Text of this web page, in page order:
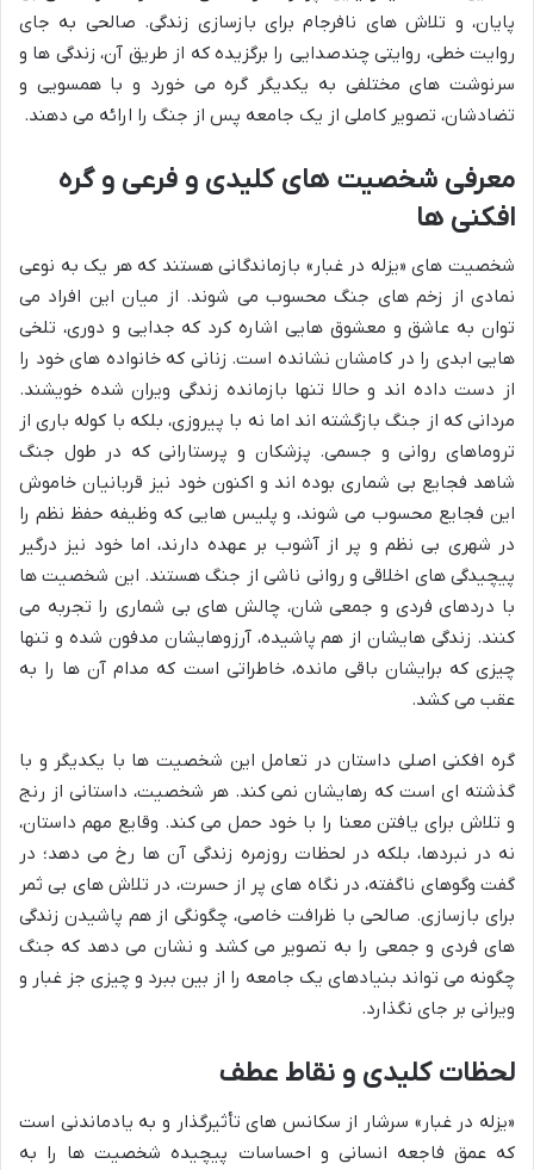
پایان، و تلاش های نافرجام برای بازسازی زندگی. صالحی به جای
روایت خطی، روایتی چندصدایی را برگزیده که از طریق آن، زندگی ها و
سرنوشت های مختلفی به یکدیگر گره می خورد و با همسویی و
تضادشان، تصویر کاملی از یک جامعه پس از جنگ را ارائه می دهند.
معرفی شخصیت های کلیدی و فرعی و گره
افکنی ها
شخصیت های «یزله در غبار» بازماندگانی هستند که هر یک به نوعی
نمادی از زخم های جنگ محسوب می شوند. از میان این افراد می
توان به عاشق و معشوق هایی اشاره کرد که جدایی و دوری، تلخی
هایی ابدی را در کامشان نشانده است. زنانی که خانواده های خود را
از دست داده اند و حالا تنها بازمانده زندگی ویران شده خویشند.
مردانی که از جنگ بازگشته اند اما نه با پیروزی، بلکه با کوله باری از
تروماهای روانی و جسمی. پزشکان و پرستارانی که در طول جنگ
شاهد فجایع بی شماری بوده اند و اکنون خود نیز قربانیان خاموش
این فجایع محسوب می شوند، و پلیس هایی که وظیفه حفظ نظم را
در شهری بی نظم و پر از آشوب بر عهده دارند، اما خود نیز درگیر
پیچیدگی های اخلاقی و روانی ناشی از جنگ هستند. این شخصیت ها
با دردهای فردی و جمعی شان، چالش های بی شماری را تجربه می
کنند. زندگی هایشان از هم پاشیده، آرزوهایشان مدفون شده و تنها
چیزی که برایشان باقی مانده، خاطراتی است که مدام آن ها را به
عقب می کشد.
گره افکنی اصلی داستان در تعامل این شخصیت ها با یکدیگر و با
گذشته ای است که رهایشان نمی کند. هر شخصیت، داستانی از رنج
و تلاش برای یافتن معنا را با خود حمل می کند. وقایع مهم داستان،
نه در نبردها، بلکه در لحظات روزمره زندگی آن ها رخ می دهد؛ در
گفت وگوهای ناگفته، در نگاه های پر از حسرت، در تلاش های بی ثمر
برای بازسازی. صالحی با ظرافت خاصی، چگونگی از هم پاشیدن زندگی
های فردی و جمعی را به تصویر می کشد و نشان می دهد که جنگ
چگونه می تواند بنیادهای یک جامعه را از بین ببرد و چیزی جز غبار و
ویرانی بر جای نگذارد.
لحظات کلیدی و نقاط عطف
«یزله در غبار» سرشار از سکانس های تأثیرگذار و به یادماندنی است
که عمق فاجعه انسانی و احساسات پیچیده شخصیت ها را به